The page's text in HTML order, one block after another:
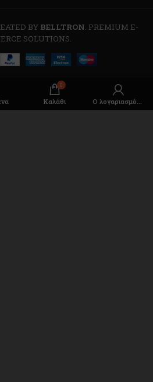
BY BELLTRON. PREMIUM E-
SOLUTIONS.
0
Καλάθι Ο λογαριασμός μου